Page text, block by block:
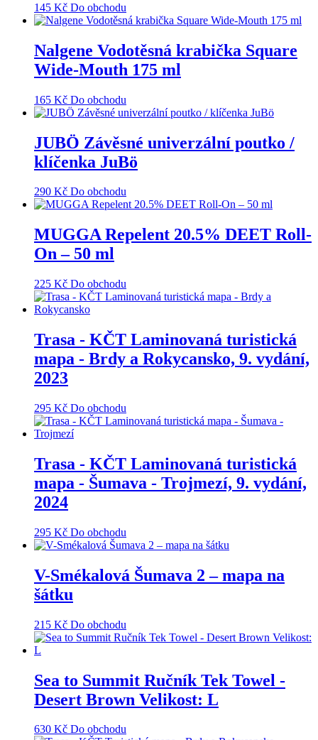
145 Kč Do obchodu
Nalgene Vodotěsná krabička Square
Wide-Mouth 175 ml
165 Kč Do obchodu
JUBÖ Závěsné univerzální poutko /
klíčenka JuBö
290 Kč Do obchodu
MUGGA Repelent 20.5% DEET Roll-
On – 50 ml
225 Kč Do obchodu
Trasa - KČT Laminovaná turistická
mapa - Brdy a Rokycansko, 9. vydání,
2023
295 Kč Do obchodu
Trasa - KČT Laminovaná turistická
mapa - Šumava - Trojmezí, 9. vydání,
2024
295 Kč Do obchodu
V-Smékalová Šumava 2 – mapa na
šátku
215 Kč Do obchodu
Sea to Summit Ručník Tek Towel -
Desert Brown Velikost: L
630 Kč Do obchodu